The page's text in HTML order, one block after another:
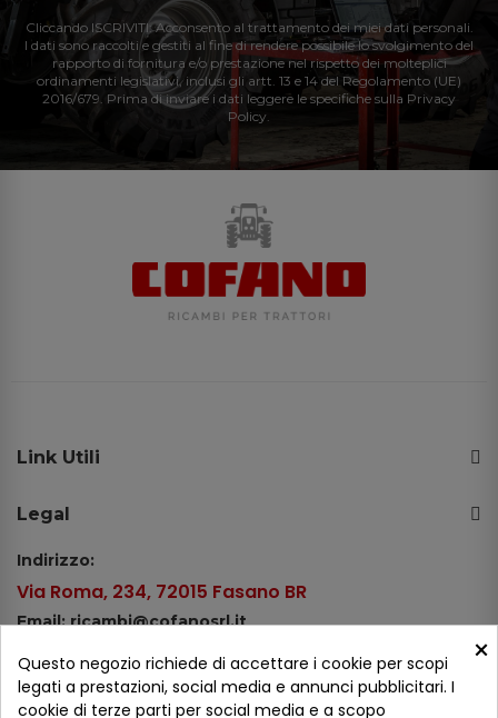
Cliccando ISCRIVITI: Acconsento al trattamento dei miei dati personali.
I dati sono raccolti e gestiti al fine di rendere possibile lo svolgimento del
rapporto di fornitura e/o prestazione nel rispetto dei molteplici
ordinamenti legislativi, inclusi gli artt. 13 e 14 del Regolamento (UE)
2016/679. Prima di inviare i dati leggere le specifiche sulla Privacy
Policy.
Link Utili
Legal
Indirizzo:
Via Roma, 234, 72015 Fasano BR
Email: ricambi@cofanosrl.it
Tel.: +39 080 44 13 478
×
Questo negozio richiede di accettare i cookie per scopi
legati a prestazioni, social media e annunci pubblicitari. I
cookie di terze parti per social media e a scopo